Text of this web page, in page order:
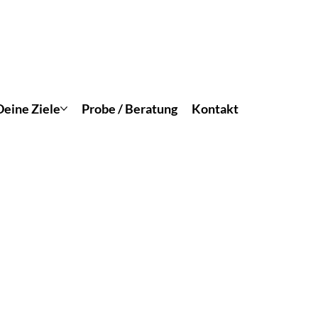
Ziele Probe / Beratung Kontakt